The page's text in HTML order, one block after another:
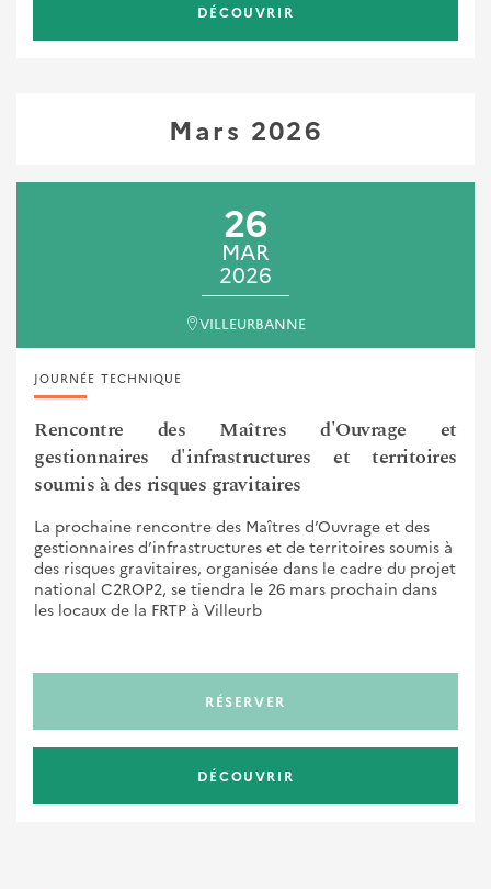
DÉCOUVRIR
Mars 2026
26
MAR
2026
VILLEURBANNE
JOURNÉE TECHNIQUE
Rencontre des Maîtres d'Ouvrage et
gestionnaires d'infrastructures et territoires
soumis à des risques gravitaires
La prochaine rencontre des Maîtres d’Ouvrage et des
gestionnaires d’infrastructures et de territoires soumis à
des risques gravitaires, organisée dans le cadre du projet
national C2ROP2, se tiendra le 26 mars prochain dans
les locaux de la FRTP à Villeurb
RÉSERVER
DÉCOUVRIR